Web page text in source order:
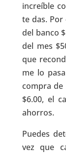
increíble
te das.
del banco
del mes
que
me lo
compra
$6.00, el
ahorros.
Puedes
vez que